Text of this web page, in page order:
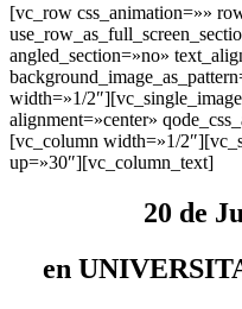
[vc_row css_animation=»»
angled_section=»no»
width=»1/
alignment=»center»
[vc_column width=»1/
up=»30″][vc_column_text]
20 de
en